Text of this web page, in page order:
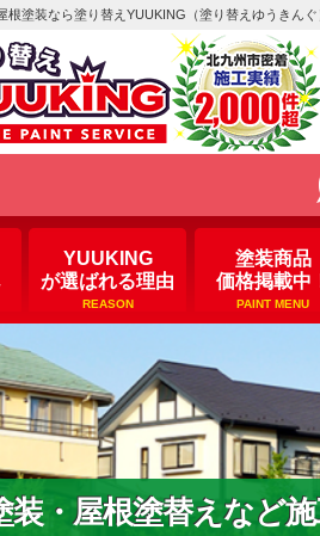
根塗装なら塗り替えYUUKING（塗り替えゆうきんぐ
YUUKING
が選ばれる理由
REASON
塗装商品
価格掲載中
PAINT MENU
装・屋根塗替えなど